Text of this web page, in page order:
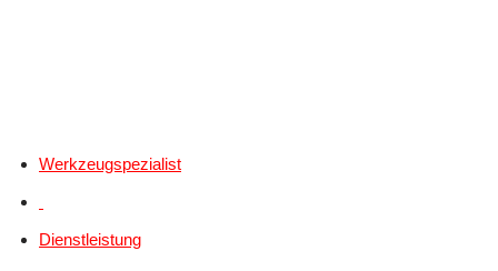
Werkzeugspezialist
Dienstleistung